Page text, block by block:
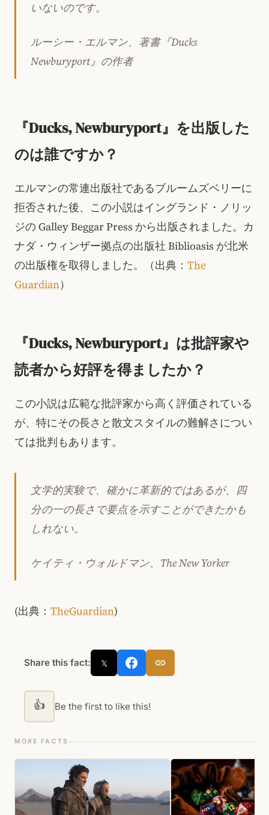
いないのです。
ルーシー・エルマン、著書『Ducks
Newburyport』の作者
『Ducks, Newburyport』を出版した
のは誰ですか？
エルマンの常連出版社であるブルームズベリーに
拒否された後、この小説はイングランド・ノリッ
ジの Galley Beggar Press から出版されました。カ
ナダ・ウィンザー拠点の出版社 Biblioasis が北米
の出版権を取得しました。（出典： The
Guardian）
『Ducks, Newburyport』は批評家や
読者から好評を得ましたか？
この小説は広範な批評家から高く評価されている
が、特にその長さと散文スタイルの難解さについ
ては批判もあります。
文学的実験で、確かに革新的ではあるが、四
分の一の長さで要点を示すことができたかも
しれない。
ケイティ・ウォルドマン、The New Yorker
(出典： TheGuardian)
Share this fact: 𝕏
👍 Be the first to like this!
MORE FACTS